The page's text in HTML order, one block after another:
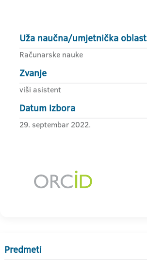
Uža naučna/umjetnička oblast
Računarske nauke
Zvanje
viši asistent
Datum izbora
29. septembar 2022.
Predmeti